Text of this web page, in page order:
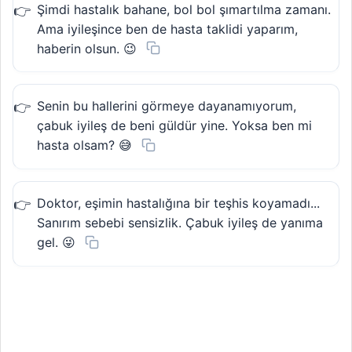
Şimdi hastalık bahane, bol bol şımartılma zamanı.
Ama iyileşince ben de hasta taklidi yaparım,
haberin olsun. 😉
Senin bu hallerini görmeye dayanamıyorum,
çabuk iyileş de beni güldür yine. Yoksa ben mi
hasta olsam? 😅
Doktor, eşimin hastalığına bir teşhis koyamadı...
Sanırım sebebi sensizlik. Çabuk iyileş de yanıma
gel. 😜